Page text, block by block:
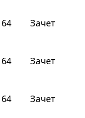
64 Зачет
64 Зачет
64 Зачет